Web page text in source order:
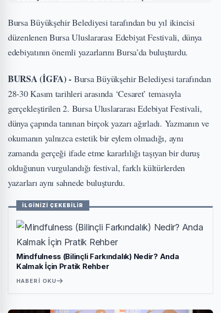
Bursa Büyükşehir Belediyesi tarafından bu yıl ikincisi
düzenlenen Bursa Uluslararası Edebiyat Festivali, dünya
edebiyatının önemli yazarlarını Bursa’da buluşturdu.
BURSA (İGFA) - Bursa Büyükşehir Belediyesi tarafından
28-30 Kasım tarihleri arasında ‘Cesaret’ temasıyla
gerçekleştirilen 2. Bursa Uluslararası Edebiyat Festivali,
dünya çapında tanınan birçok yazarı ağırladı. Yazmanın ve
okumanın yalnızca estetik bir eylem olmadığı, aynı
zamanda gerçeği ifade etme kararlılığı taşıyan bir duruş
olduğunun vurgulandığı festival, farklı kültürlerden
yazarları aynı sahnede buluşturdu.
İLGİNİZİ ÇEKEBİLİR
Mindfulness (Bilinçli Farkındalık) Nedir? Anda
Kalmak İçin Pratik Rehber
HABERI OKU